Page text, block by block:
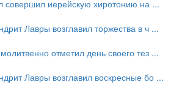
совершил иерейскую хиротонию на ...
Лавры возглавил торжества в ч ...
отметил день своего тез ...
Лавры возглавил воскресные бо ...